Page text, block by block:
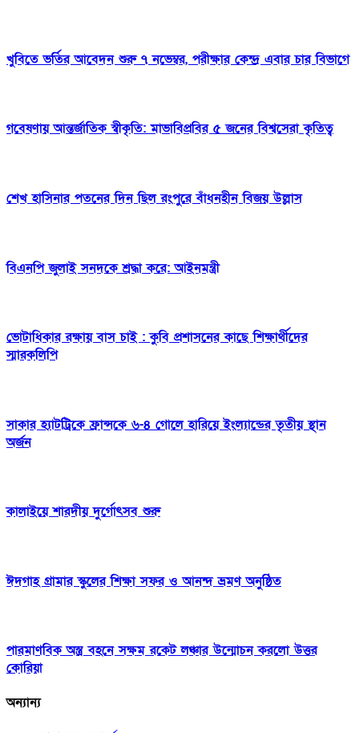
খুবিতে ভর্তির আবেদন শুরু ৭ নভেম্বর, পরীক্ষার কেন্দ্র এবার চার বিভাগে
গবেষণায় আন্তর্জাতিক স্বীকৃতি: মাভাবিপ্রবির ৫ জনের বিশ্বসেরা কৃতিত্ব
শেখ হাসিনার পতনের দিন ছিল রংপুরে বাঁধনহীন বিজয় উল্লাস
বিএনপি জুলাই সনদকে শ্রদ্ধা করে: আইনমন্ত্রী
ভোটাধিকার রক্ষায় বাস চাই : কুবি প্রশাসনের কাছে শিক্ষার্থীদের
স্মারকলিপি
সাকার হ্যাটট্রিকে ফ্রান্সকে ৬-৪ গোলে হারিয়ে ইংল্যান্ডের তৃতীয় স্থান
অর্জন
কালাইয়ে শারদীয় দুর্গোৎসব শুরু
ঈদগাহ গ্রামার স্কুলের শিক্ষা সফর ও আনন্দ ভ্রমণ অনুষ্ঠিত
পারমাণবিক অস্ত্র বহনে সক্ষম রকেট লঞ্চার উন্মোচন করলো উত্তর
কোরিয়া
অন্যান্য